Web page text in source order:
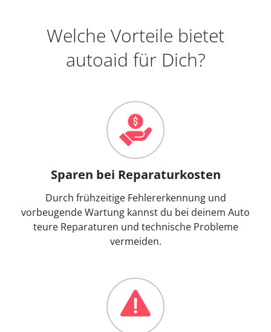
Welche Vorteile bietet
autoaid für Dich?
Sparen bei Reparaturkosten
Durch frühzeitige Fehlererkennung und
vorbeugende Wartung kannst du bei deinem Auto
teure Reparaturen und technische Probleme
vermeiden.